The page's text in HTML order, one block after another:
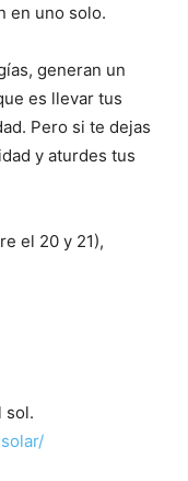
en uno solo.
generan un
es llevar tus
Pero si te dejas
y aturdes tus
el 20 y 21),
sol.